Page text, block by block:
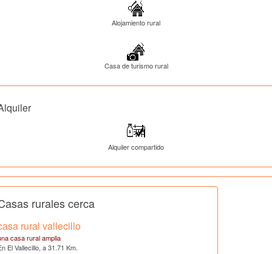
Alojamiento rural
Casa de turismo rural
Alquiler compartido
rurales cerca
rural vallecillo
casa rural amplia
El Vallecillo, a 31.71 Km.